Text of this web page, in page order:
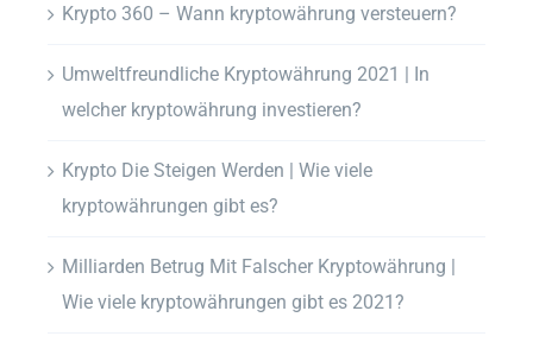
Krypto 360 – Wann kryptowährung versteuern?
Umweltfreundliche Kryptowährung 2021 | In
welcher kryptowährung investieren?
Krypto Die Steigen Werden | Wie viele
kryptowährungen gibt es?
Milliarden Betrug Mit Falscher Kryptowährung |
Wie viele kryptowährungen gibt es 2021?